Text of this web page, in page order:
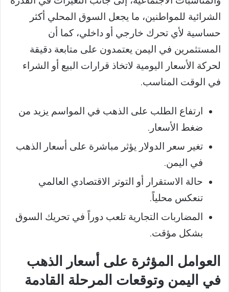
الشرائية للمواطنين، ما يجعل السوق المحلي أكثر
حساسية لأي تحرك خارجي أو داخلي، كما أن
المستثمرين في اليمن يعتمدون على متابعة دقيقة
لحركة الأسعار اليومية لاتخاذ قرارات البيع أو الشراء
في الوقت المناسب.
ارتفاع الطلب على الذهب في المواسم يزيد من
ضغط الأسعار.
تغير سعر الدولار يؤثر مباشرة على أسعار الذهب
في اليمن.
حالة الاستقرار أو التوتر الاقتصادي العالمي
تنعكس محلياً.
المضاربات التجارية تلعب دوراً في تحريك السوق
بشكل مؤقت.
العوامل المؤثرة على أسعار الذهب
في اليمن وتوقعات المرحلة القادمة